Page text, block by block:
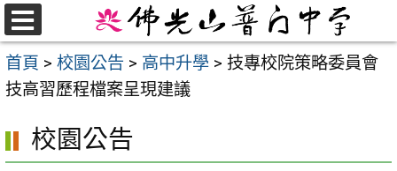
跳
至
主
要
首頁 > 校園公告 > 高中升學 > 技專校院策略委員會
技高習歷程檔案呈現建議
校園公告
選
單